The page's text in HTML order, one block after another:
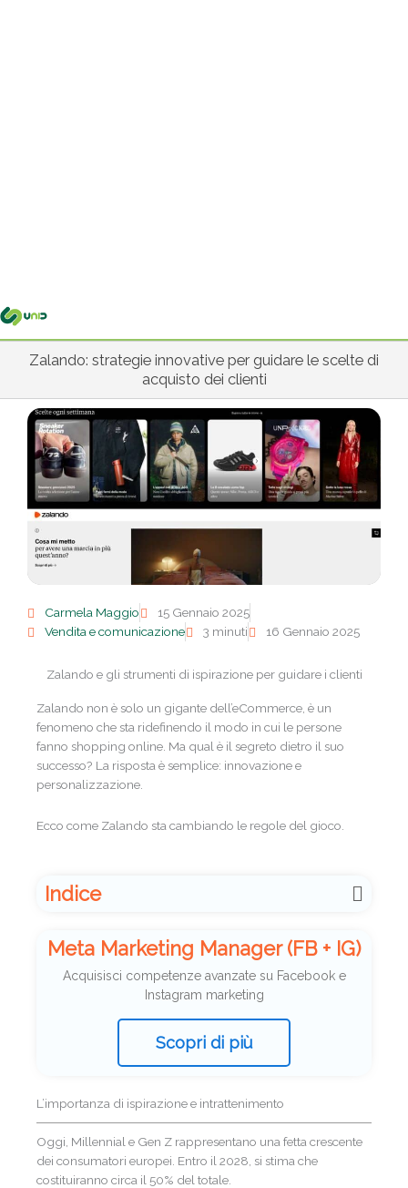
Zalando: strategie innovative per guidare le scelte di
acquisto dei clienti
Carmela Maggio
15 Gennaio 2025
Vendita e comunicazione
3 minuti 16 Gennaio 2025
Zalando e gli strumenti di ispirazione per guidare i clienti
Zalando non è solo un gigante dell’eCommerce, è un
fenomeno che sta ridefinendo il modo in cui le persone
fanno shopping online. Ma qual è il segreto dietro il suo
successo? La risposta è semplice: innovazione e
personalizzazione.
Ecco come Zalando sta cambiando le regole del gioco.
Indice
Meta Marketing Manager (FB + IG)
Acquisisci competenze avanzate su Facebook e
Instagram marketing
Scopri di più
L’importanza di ispirazione e intrattenimento
Oggi, Millennial e Gen Z rappresentano una fetta crescente
dei consumatori europei. Entro il 2028, si stima che
costituiranno circa il 50% del totale.